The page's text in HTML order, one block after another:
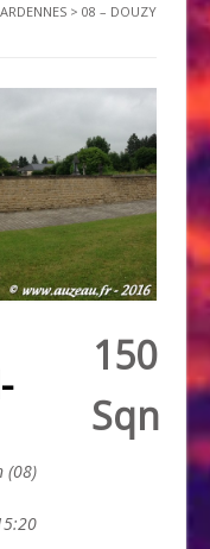
> 08 – DOUZY
150
Sqn
(08)